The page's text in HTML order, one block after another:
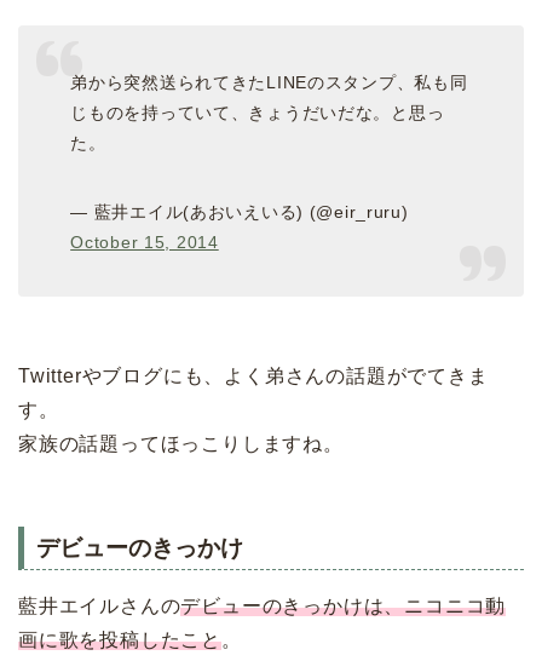
弟から突然送られてきたLINEのスタンプ、私も同
じものを持っていて、きょうだいだな。と思っ
た。
— 藍井エイル(あおいえいる) (@eir_ruru)
October 15, 2014
Twitterやブログにも、よく弟さんの話題がでてきま
す。
家族の話題ってほっこりしますね。
デビューのきっかけ
藍井エイルさんのデビューのきっかけは、ニコニコ動
画に歌を投稿したこと。